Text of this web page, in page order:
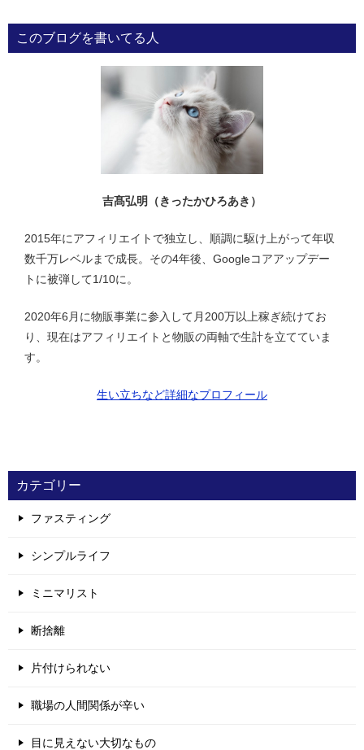
ビ
ゲ
このブログを書いてる人
吉髙弘明（きったかひろあき）
2015年にアフィリエイトで独立し、順調に駆け上がって年収
数千万レベルまで成長。その4年後、Googleコアアップデー
トに被弾して1/10に。
2020年6月に物販事業に参入して月200万以上稼ぎ続けてお
り、現在はアフィリエイトと物販の両軸で生計を立てていま
す。
生い立ちなど詳細なプロフィール
カテゴリー
ファスティング
シンプルライフ
ミニマリスト
断捨離
片付けられない
職場の人間関係が辛い
目に見えない大切なもの